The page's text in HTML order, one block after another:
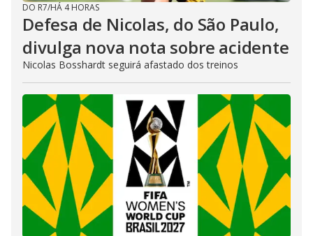
DO R7/HÁ 4 HORAS
Defesa de Nicolas, do São Paulo,
divulga nova nota sobre acidente
Nicolas Bosshardt seguirá afastado dos treinos